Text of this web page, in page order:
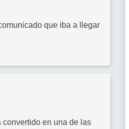
que iba a llegar
convertido en una de las